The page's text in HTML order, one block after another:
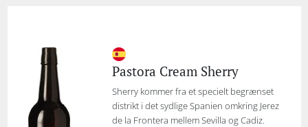
Pastora Cream Sherry
Sherry kommer fra et specielt begrænset
distrikt i det sydlige Spanien omkring Jerez
de la Frontera mellem Sevilla og Cadiz.